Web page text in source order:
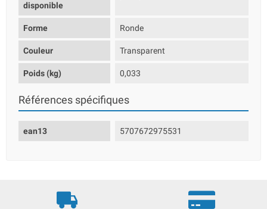
disponible
Forme Ronde
Couleur Transparent
Poids (kg) 0,033
Références spécifiques
ean13 5707672975531